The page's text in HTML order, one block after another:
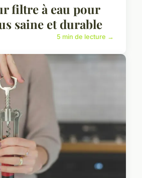
filtre à eau pour
saine et durable
5 min de lecture →